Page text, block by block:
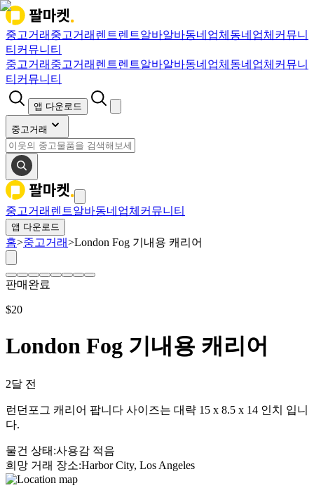
중고거래 중고거래 렌트렌트알바알바동네업체 동네업체 커뮤니
티 커뮤니티
중고거래 중고거래 렌트렌트알바알바동네업체 동네업체 커뮤니
티 커뮤니티
앱 다운로드
중고거래
중고거래 렌트알바동네업체 커뮤니티
앱 다운로드
홈>중고거래>London Fog 기내용 캐리어
판매완료
$20
London Fog 기내용 캐리어
2달 전
런던포그 캐리어 팝니다 사이즈는 대략 15 x 8.5 x 14 인치 입니
다.
물건 상태 :사용감 적음
희망 거래 장소:Harbor City, Los Angeles